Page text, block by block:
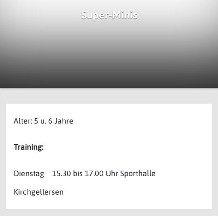
Super-Minis
Alter: 5 u. 6 Jahre
Training:
Dienstag 15.30 bis 17.00 Uhr Sporthalle
Kirchgellersen